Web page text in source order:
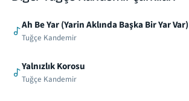
Ah Be Yar (Yarin Aklında Başka Bir Yar Var)
Tuğçe Kandemir
Yalnızlık Korosu
Tuğçe Kandemir